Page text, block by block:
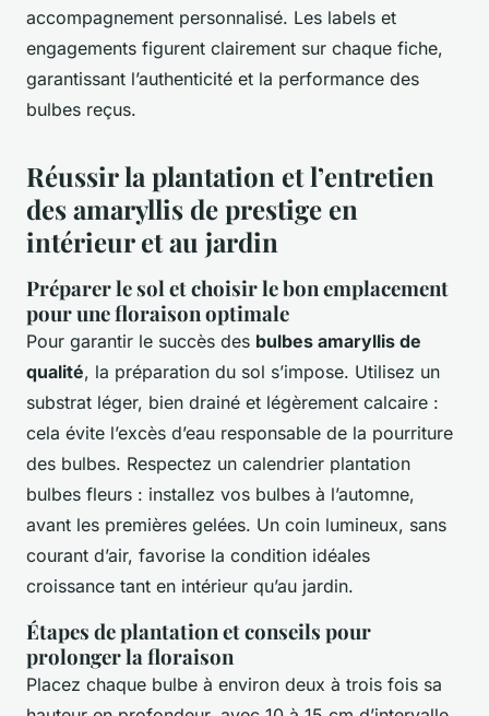
accompagnement personnalisé. Les labels et
engagements figurent clairement sur chaque fiche,
garantissant l’authenticité et la performance des
bulbes reçus.
Réussir la plantation et l’entretien
des amaryllis de prestige en
intérieur et au jardin
Préparer le sol et choisir le bon emplacement
pour une floraison optimale
Pour garantir le succès des bulbes amaryllis de
qualité, la préparation du sol s’impose. Utilisez un
substrat léger, bien drainé et légèrement calcaire :
cela évite l’excès d’eau responsable de la pourriture
des bulbes. Respectez un calendrier plantation
bulbes fleurs : installez vos bulbes à l’automne,
avant les premières gelées. Un coin lumineux, sans
courant d’air, favorise la condition idéales
croissance tant en intérieur qu’au jardin.
Étapes de plantation et conseils pour
prolonger la floraison
Placez chaque bulbe à environ deux à trois fois sa